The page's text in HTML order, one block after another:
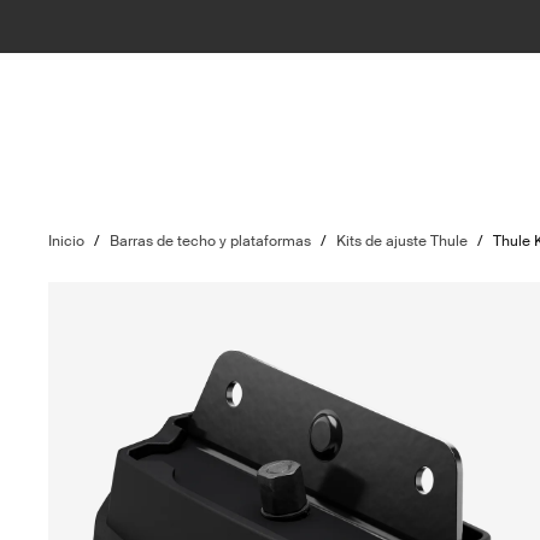
Inicio / Barras de techo y plataformas / Kits de ajuste Thule / Thule